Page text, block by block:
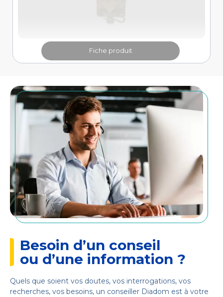
Fiche produit
Besoin d’un conseil
ou d’une information ?
Quels que soient vos doutes, vos interrogations, vos
recherches, vos besoins, un conseiller Diadom est à votre